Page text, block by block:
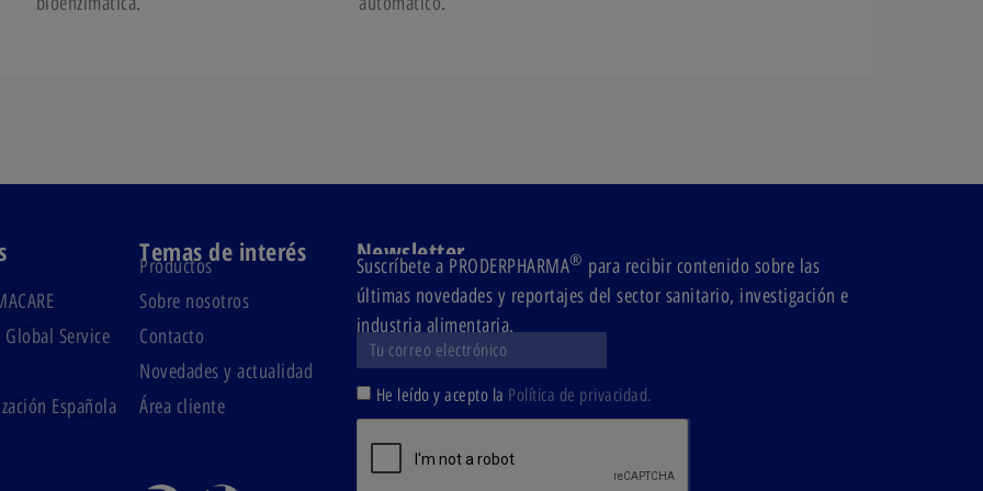
Global Service
Española
Temas de interés
Productos
Sobre nosotros
Contacto
Novedades y actualidad
Área cliente
Newsletter
Suscríbete a PRODERPHARMA® para recibir contenido sobre las
últimas novedades y reportajes del sector sanitario, investigación e
industria alimentaria.
He leído y acepto la Política de privacidad.